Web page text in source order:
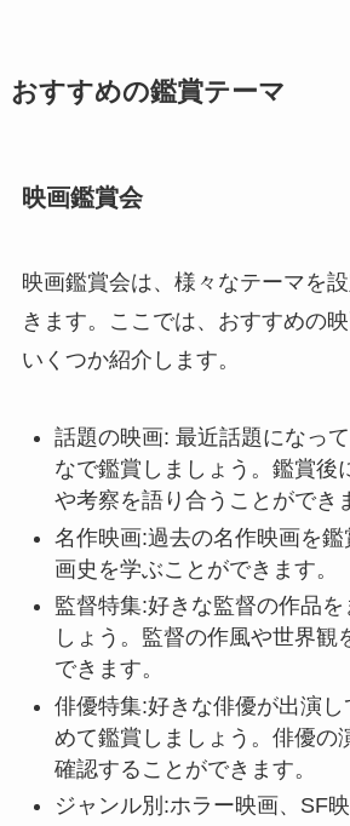
おすすめの鑑賞テーマ
映画鑑賞会
映画鑑賞会は、様々なテーマを
きます。ここでは、おすすめの
いくつか紹介します。
話題の映画: 最近話題になっ
なで鑑賞しましょう。鑑賞後
や考察を語り合うことができ
名作映画:過去の名作映画を
画史を学ぶことができます。
監督特集:好きな監督の作品を
しょう。監督の作風や世界観
できます。
俳優特集:好きな俳優が出演し
めて鑑賞しましょう。俳優の
確認することができます。
ジャンル別:ホラー映画、SF